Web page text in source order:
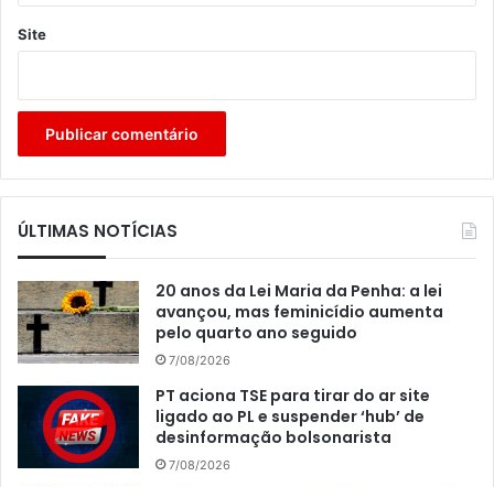
Site
ÚLTIMAS NOTÍCIAS
20 anos da Lei Maria da Penha: a lei
avançou, mas feminicídio aumenta
pelo quarto ano seguido
7/08/2026
PT aciona TSE para tirar do ar site
ligado ao PL e suspender ‘hub’ de
desinformação bolsonarista
7/08/2026